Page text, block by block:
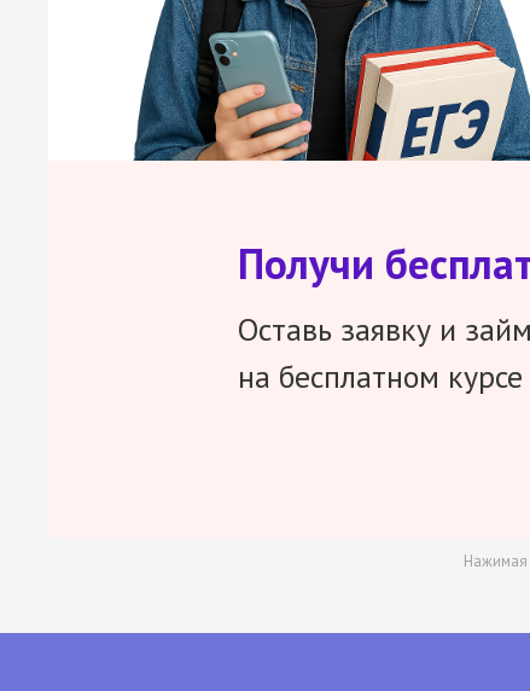
Получи
Оставь заявку и
на бесплатном
Нажимая